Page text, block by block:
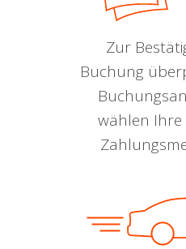
Zur
Buchung
wählen